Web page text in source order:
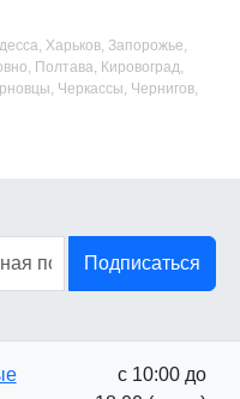
Харьков, Запорожье,
Полтава, Кировоград,
Черкассы, Чернигов,
Подписаться
с 10:00 до